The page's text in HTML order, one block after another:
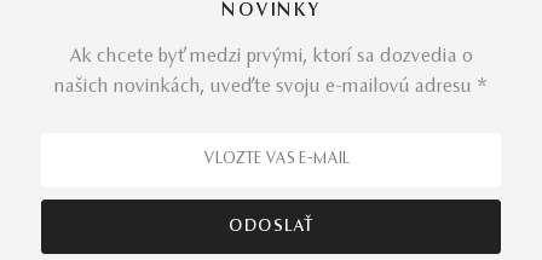
Vybrať si môžete z nadčasových modelov
tu aj možnosť vytvoriť pre vásprsteň na mieru.
Skutočný originál, presne ako vy.
nespočetné množstvo odtieňov lásky, to jeprsteň
, ktorému sa nedá odolať. Čakanie na tú pravú
NOVINKY
Ak chcete byť medzi prvými, ktorí sa dozvedia o
našich novinkách, uveďte svoju e-mailovú adresu *